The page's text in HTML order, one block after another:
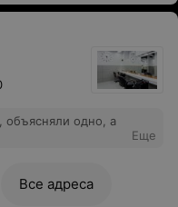
объясняли одно, а
Еще
Все адреса